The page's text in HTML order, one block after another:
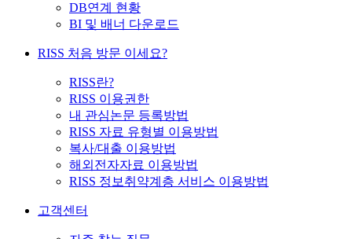
DB연계 현황
BI 및 배너 다운로드
RISS 처음 방문 이세요?
RISS란?
RISS 이용권한
내 관심논문 등록방법
RISS 자료 유형별 이용방법
복사/대출 이용방법
해외전자자료 이용방법
RISS 정보취약계층 서비스 이용방법
고객센터